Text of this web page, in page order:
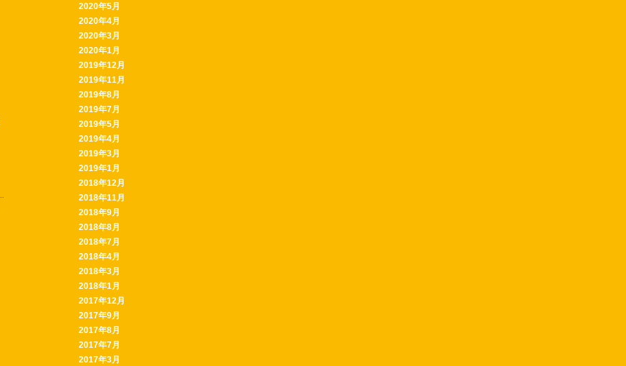
2020年5月
2020年4月
2020年3月
2020年1月
2019年12月
2019年11月
2019年8月
2019年7月
2019年5月
2019年4月
2019年3月
2019年1月
2018年12月
2018年11月
2018年9月
2018年8月
2018年7月
2018年4月
2018年3月
2018年1月
2017年12月
2017年9月
2017年8月
2017年7月
2017年3月